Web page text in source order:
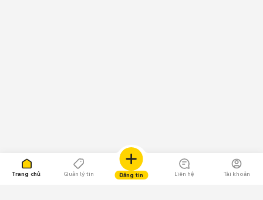
Trang chủ Quản lý tin Đăng tin Liên hệ Tài khoản